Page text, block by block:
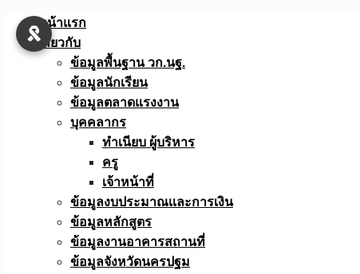
Skip
หน้าแรก
เกี่ยวกับ
ข้อมูลพื้นฐาน วก.นฐ.
ข้อมูลนักเรียน
ข้อมูลตลาดแรงงาน
บุคคลากร
ทำเนียบ ผู้บริหาร
ครู
เจ้าหน้าที่
ข้อมูลงบประมาณเเละการเงิน
ข้อมูลหลักสูตร
ข้อมูลงานอาคารสถานที่
ข้อมูลจังหวัดนครปฐม